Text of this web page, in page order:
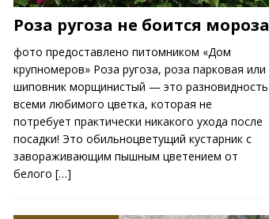
Роза ругоза не боится мороза
фото предоставлено питомником «Дом
крупномеров» Роза ругоза, роза парковая или
шиповник морщинистый — это разновидность
всеми любимого цветка, которая не
потребует практически никакого ухода после
посадки! Это обильноцветущий кустарник с
завораживающим пышным цветением от
белого […]